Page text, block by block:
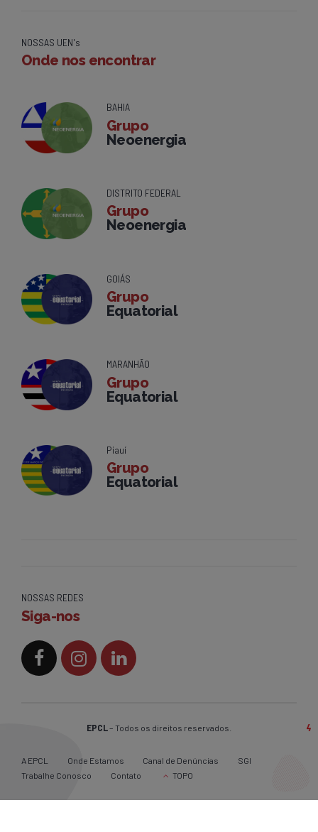
NOSSAS UEN's
Onde nos encontrar
BAHIA
Grupo
Neoenergia
DISTRITO FEDERAL
Grupo
Neoenergia
GOIÁS
Grupo
Equatorial
MARANHÃO
Grupo
Equatorial
Piauí
Grupo
Equatorial
NOSSAS REDES
Siga-nos
EPCL– Todos os direitos reservados.
A EPCL Onde Estamos Canal de Denúncias
SGI
Trabalhe Conosco
Contato TOPO